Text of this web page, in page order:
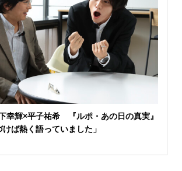
幸輝×平子祐希 『ルポ・あの日の真実』
ば熱く語っていました」